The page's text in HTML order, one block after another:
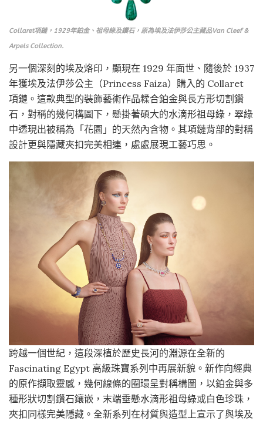
Collaret項鏈，1929年鉑金、祖母綠及鑽石，原為埃及法伊莎公主藏品Van Cleef &
Arpels Collection.
另一個深刻的埃及烙印，顯現在 1929 年面世、隨後於 1937
年獲埃及法伊莎公主（Princess Faiza）購入的 Collaret
項鏈。這款典型的裝飾藝術作品糅合鉑金與長方形切割鑽
石，對稱的幾何構圖下，懸掛著碩大的水滴形祖母綠，翠綠
中透現出被稱為「花園」的天然內含物。其項鏈背部的對稱
設計更與隱藏夾扣完美相連，處處展現工藝巧思。
跨越一個世紀，這段深植於歷史長河的淵源在全新的
Fascinating Egypt 高級珠寶系列中再展新貌。新作向經典
的原作擷取靈感，幾何線條的圈環呈對稱構圖，以鉑金與多
種形狀切割鑽石鑲嵌，末端垂懸水滴形祖母綠或白色珍珠，
夾扣同樣完美隱藏。全新系列在材質與造型上宣示了與埃及